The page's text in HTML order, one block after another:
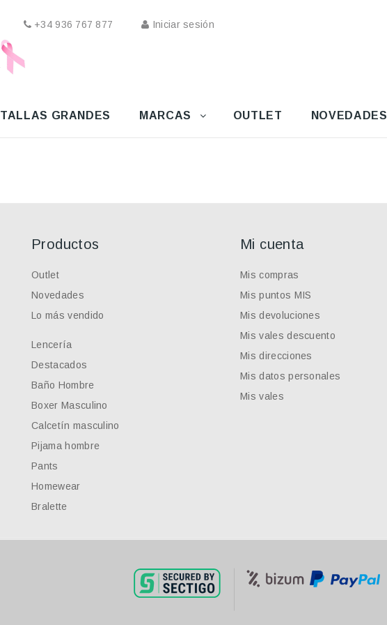
+34 936 767 877 Iniciar sesión
TALLAS GRANDES MARCAS OUTLET NOVEDADES
Productos
Outlet
Novedades
Lo más vendido
Lencería
Destacados
Baño Hombre
Boxer Masculino
Calcetín masculino
Pijama hombre
Pants
Homewear
Bralette
Mi cuenta
Mis compras
Mis puntos MIS
Mis devoluciones
Mis vales descuento
Mis direcciones
Mis datos personales
Mis vales